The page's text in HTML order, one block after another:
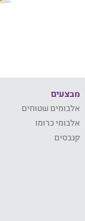
מבצעים
אלבומים שטוחים
אלבומי כרומו
קנבסים